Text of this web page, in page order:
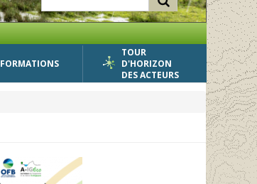
FORMATIONS
TOUR
D'HORIZON
DES ACTEURS